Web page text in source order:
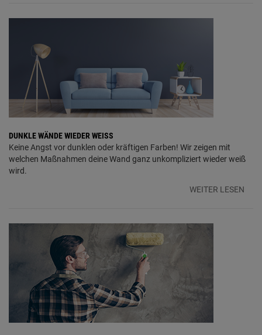
DUNKLE WÄNDE WIEDER WEISS
Keine Angst vor dunklen oder kräftigen Farben! Wir zeigen mit
welchen Maßnahmen deine Wand ganz unkompliziert wieder weiß
wird.
WEITER LESEN